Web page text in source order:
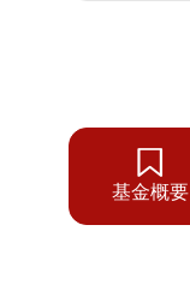
基金概要